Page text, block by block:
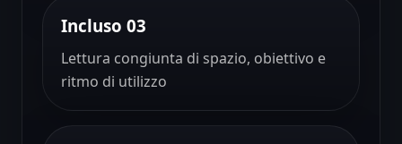
Incluso 03
Lettura congiunta di spazio, obiettivo e
ritmo di utilizzo